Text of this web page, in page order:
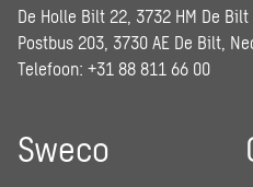
De Holle Bilt 22, 3732 HM De Bilt
Postbus 203, 3730 AE De Bilt,
Telefoon: +31 88 811 66 00
Sweco